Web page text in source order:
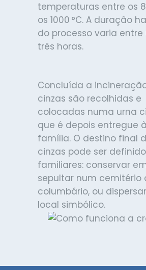
temperaturas entre os
os 1000 °C. A duração
do processo varia entre
três horas.
Concluída a
cinzas são recolhidas e
colocadas numa urna
que é depois entregue à
família. O destino final
cinzas pode ser
familiares: conservar
sepultar num cemitério
columbário, ou
local simbólico.